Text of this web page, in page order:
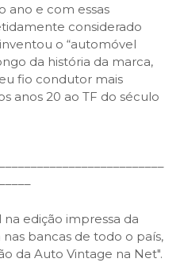
ano e com essas
considerado
o “automóvel
da história da marca,
fio condutor mais
anos 20 ao TF do século
edição impressa da
nas bancas de todo o país,
da Auto Vintage na Net".